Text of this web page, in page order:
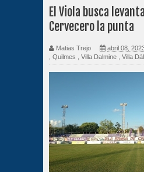
El Viola busca
Cervecero la punta
Matias Trejo abril 08,
Quilmes Villa Dalmine Villa